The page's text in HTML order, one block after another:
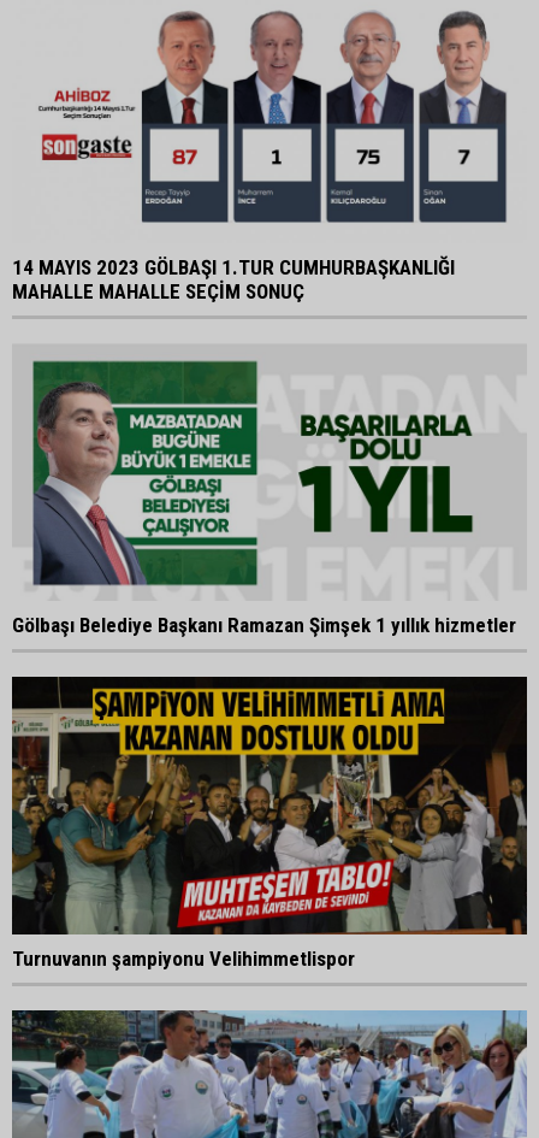
14 MAYIS 2023 GÖLBAŞI 1.TUR CUMHURBAŞKANLIĞI
MAHALLE MAHALLE SEÇİM SONUÇ
Gölbaşı Belediye Başkanı Ramazan Şimşek 1 yıllık hizmetler
Turnuvanın şampiyonu Velihimmetlispor